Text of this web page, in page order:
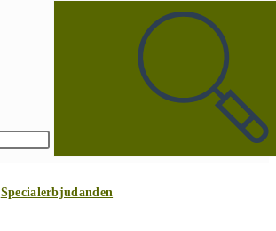
Specialerbjudanden